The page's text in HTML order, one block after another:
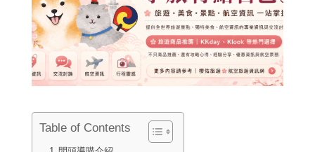
Table of Contents